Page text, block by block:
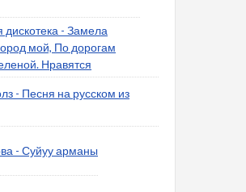
дискотека - Замела
мой, По дорогам
Нравятся
- Песня на русском из
- Суйуу арманы